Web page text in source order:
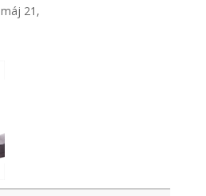
21,